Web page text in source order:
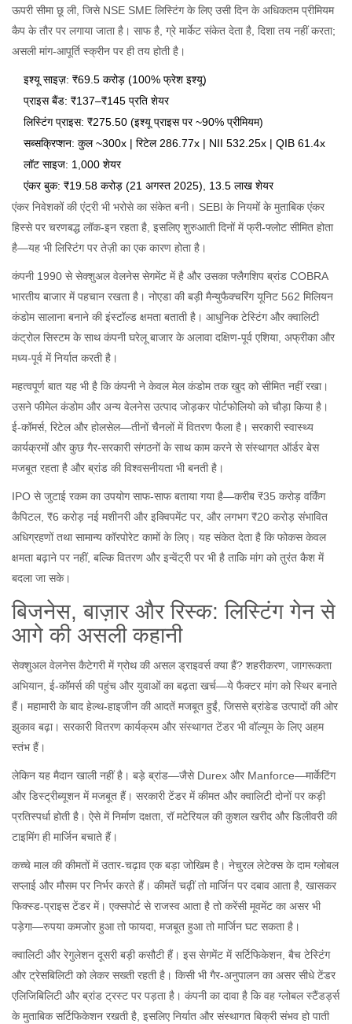
ऊपरी सीमा छू ली, जिसे NSE SME लिस्टिंग के लिए उसी दिन के अधिकतम प्रीमियम
कैप के तौर पर लगाया जाता है। साफ है, ग्रे मार्केट संकेत देता है, दिशा तय नहीं करता;
असली मांग-आपूर्ति स्क्रीन पर ही तय होती है।
इश्यू साइज़: ₹69.5 करोड़ (100% फ्रेश इश्यू)
प्राइस बैंड: ₹137–₹145 प्रति शेयर
लिस्टिंग प्राइस: ₹275.50 (इश्यू प्राइस पर ~90% प्रीमियम)
सब्सक्रिप्शन: कुल ~300x | रिटेल 286.77x | NII 532.25x | QIB 61.4x
लॉट साइज: 1,000 शेयर
एंकर बुक: ₹19.58 करोड़ (21 अगस्त 2025), 13.5 लाख शेयर
एंकर निवेशकों की एंट्री भी भरोसे का संकेत बनी। SEBI के नियमों के मुताबिक एंकर
हिस्से पर चरणबद्ध लॉक-इन रहता है, इसलिए शुरुआती दिनों में फ्री-फ्लोट सीमित होता
है—यह भी लिस्टिंग पर तेज़ी का एक कारण होता है।
कंपनी 1990 से सेक्शुअल वेलनेस सेगमेंट में है और उसका फ्लैगशिप ब्रांड COBRA
भारतीय बाजार में पहचान रखता है। नोएडा की बड़ी मैन्युफैक्चरिंग यूनिट 562 मिलियन
कंडोम सालाना बनाने की इंस्टॉल्ड क्षमता बताती है। आधुनिक टेस्टिंग और क्वालिटी
कंट्रोल सिस्टम के साथ कंपनी घरेलू बाजार के अलावा दक्षिण-पूर्व एशिया, अफ्रीका और
मध्य-पूर्व में निर्यात करती है।
महत्वपूर्ण बात यह भी है कि कंपनी ने केवल मेल कंडोम तक खुद को सीमित नहीं रखा।
उसने फीमेल कंडोम और अन्य वेलनेस उत्पाद जोड़कर पोर्टफोलियो को चौड़ा किया है।
ई-कॉमर्स, रिटेल और होलसेल—तीनों चैनलों में वितरण फैला है। सरकारी स्वास्थ्य
कार्यक्रमों और कुछ गैर-सरकारी संगठनों के साथ काम करने से संस्थागत ऑर्डर बेस
मजबूत रहता है और ब्रांड की विश्वसनीयता भी बनती है।
IPO से जुटाई रकम का उपयोग साफ-साफ बताया गया है—करीब ₹35 करोड़ वर्किंग
कैपिटल, ₹6 करोड़ नई मशीनरी और इक्विपमेंट पर, और लगभग ₹20 करोड़ संभावित
अधिग्रहणों तथा सामान्य कॉरपोरेट कामों के लिए। यह संकेत देता है कि फोकस केवल
क्षमता बढ़ाने पर नहीं, बल्कि वितरण और इन्वेंट्री पर भी है ताकि मांग को तुरंत कैश में
बदला जा सके।
बिजनेस, बाज़ार और रिस्क: लिस्टिंग गेन से
आगे की असली कहानी
सेक्शुअल वेलनेस कैटेगरी में ग्रोथ की असल ड्राइवर्स क्या हैं? शहरीकरण, जागरूकता
अभियान, ई-कॉमर्स की पहुंच और युवाओं का बढ़ता खर्च—ये फैक्टर मांग को स्थिर बनाते
हैं। महामारी के बाद हेल्थ-हाइजीन की आदतें मजबूत हुईं, जिससे ब्रांडेड उत्पादों की ओर
झुकाव बढ़ा। सरकारी वितरण कार्यक्रम और संस्थागत टेंडर भी वॉल्यूम के लिए अहम
स्तंभ हैं।
लेकिन यह मैदान खाली नहीं है। बड़े ब्रांड—जैसे Durex और Manforce—मार्केटिंग
और डिस्ट्रीब्यूशन में मजबूत हैं। सरकारी टेंडर में कीमत और क्वालिटी दोनों पर कड़ी
प्रतिस्पर्धा होती है। ऐसे में निर्माण दक्षता, रॉ मटेरियल की कुशल खरीद और डिलीवरी की
टाइमिंग ही मार्जिन बचाते हैं।
कच्चे माल की कीमतों में उतार-चढ़ाव एक बड़ा जोखिम है। नेचुरल लेटेक्स के दाम ग्लोबल
सप्लाई और मौसम पर निर्भर करते हैं। कीमतें चढ़ीं तो मार्जिन पर दबाव आता है, खासकर
फिक्स्ड-प्राइस टेंडर में। एक्सपोर्ट से राजस्व आता है तो करेंसी मूवमेंट का असर भी
पड़ेगा—रुपया कमजोर हुआ तो फायदा, मजबूत हुआ तो मार्जिन घट सकता है।
क्वालिटी और रेगुलेशन दूसरी बड़ी कसौटी हैं। इस सेगमेंट में सर्टिफिकेशन, बैच टेस्टिंग
और ट्रेसबिलिटी को लेकर सख्ती रहती है। किसी भी गैर-अनुपालन का असर सीधे टेंडर
एलिजिबिलिटी और ब्रांड ट्रस्ट पर पड़ता है। कंपनी का दावा है कि वह ग्लोबल स्टैंडर्ड्स
के मुताबिक सर्टिफिकेशन रखती है, इसलिए निर्यात और संस्थागत बिक्री संभव हो पाती